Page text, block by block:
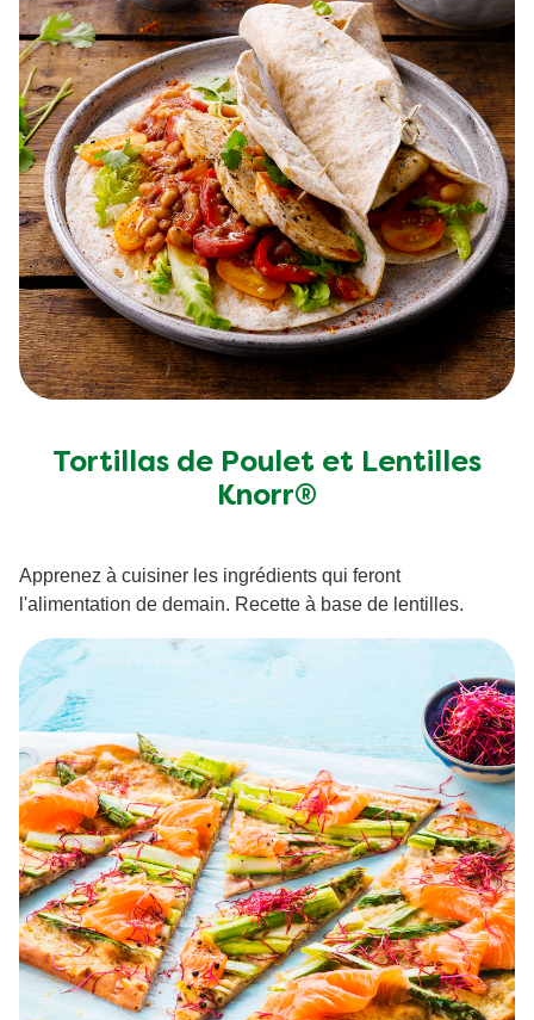
Tortillas de Poulet et Lentilles
Knorr®
Apprenez à cuisiner les ingrédients qui feront
l'alimentation de demain. Recette à base de lentilles.